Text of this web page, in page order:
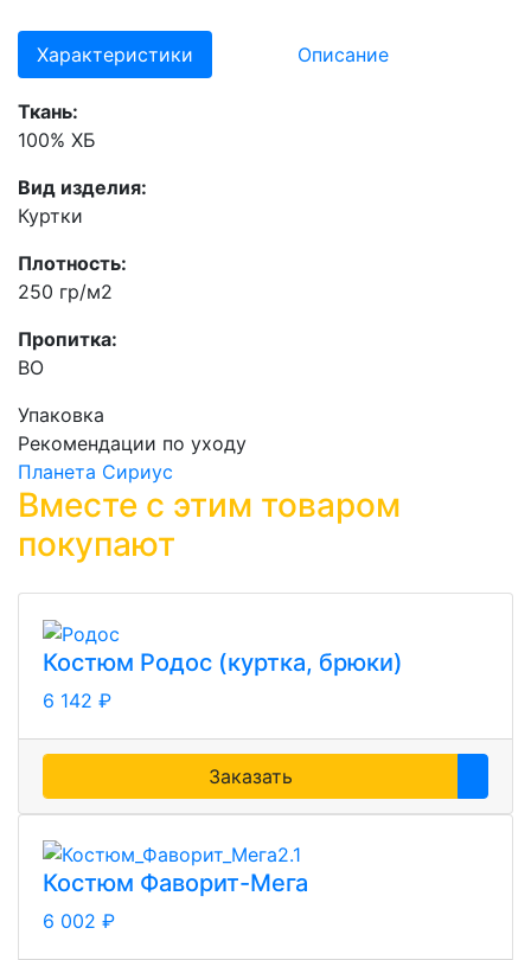
Характеристики Описание
Ткань:
100% ХБ
Вид изделия:
Куртки
Плотность:
250 гр/м2
Пропитка:
ВО
Упаковка
Рекомендации по уходу
Планета Сириус
Вместе с этим товаром
покупают
Костюм Родос (куртка, брюки)
6 142 ₽
Заказать
Костюм Фаворит-Мега
6 002 ₽